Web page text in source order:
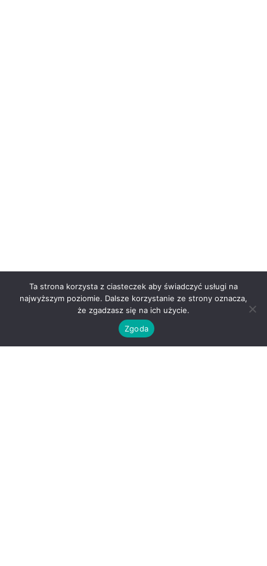
Ta strona korzysta z ciasteczek aby świadczyć usługi na
najwyższym poziomie. Dalsze korzystanie ze strony oznacza,
że zgadzasz się na ich użycie.
Zgoda